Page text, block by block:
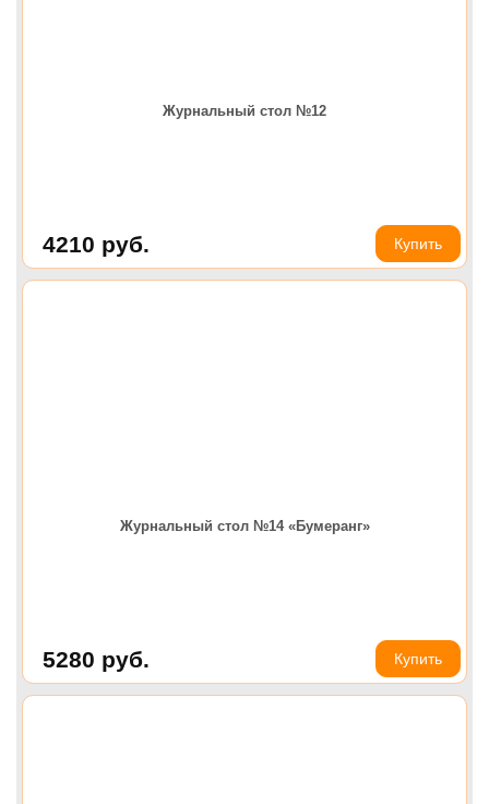
Журнальный стол №12
4210 руб. Купить
Журнальный стол №14 «Бумеранг»
5280 руб. Купить